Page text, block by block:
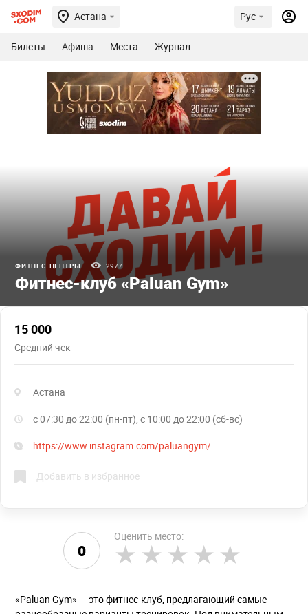
Астана Рус
Билеты Афиша Места Журнал
ФИТНЕС-ЦЕНТРЫ 2977
Фитнес-клуб «Paluan Gym»
15 000
Средний чек
Астана
с 07:30 до 22:00 (пн-пт), с 10:00 до 22:00 (сб-вс)
https://www.instagram.com/paluangym/
Добавить в избранное
0
Оценить место:
«Paluan Gym» — это фитнес-клуб, предлагающий самые